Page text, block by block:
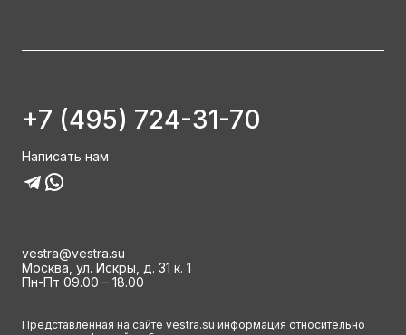
+7 (495) 724-31-70
Написать нам
vestra@vestra.su
Москва, ул. Искры, д. 31 к. 1
Пн-Пт 09.00 – 18.00
Представленная на сайте vestra.su информация относительно